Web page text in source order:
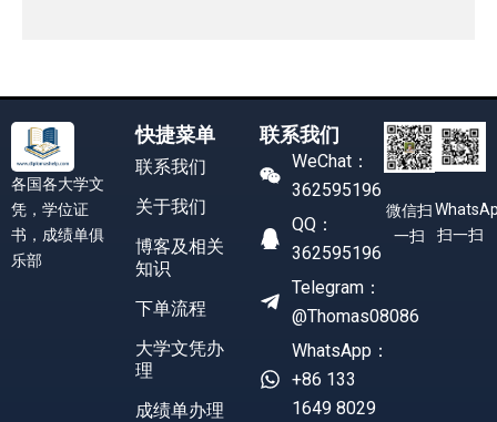
各国各大学文
凭，学位证
书，成绩单俱
乐部
快捷菜单
联系我们
关于我们
博客及相关
知识
下单流程
大学文凭办
理
成绩单办理
联系我们
WeChat：
362595196
QQ：
362595196
Telegram：
@Thomas08086
WhatsApp：
+86 133
1649 8029
微信扫
一扫
扫一扫